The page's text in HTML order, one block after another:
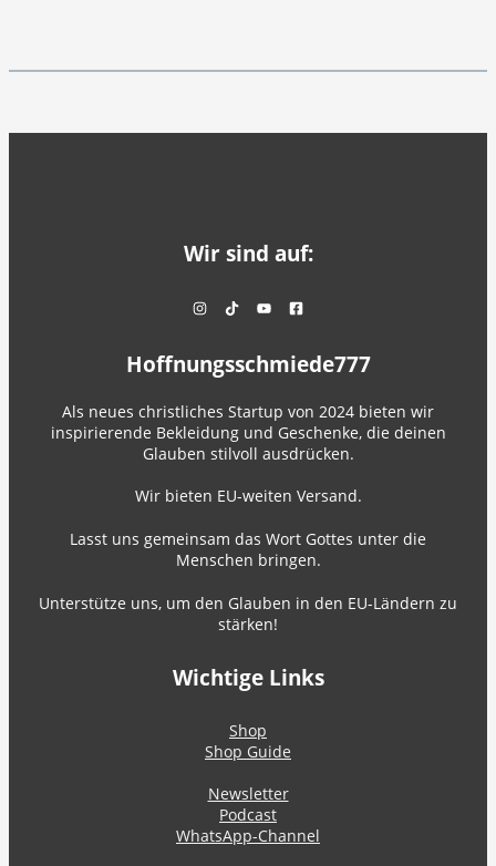
Wir sind auf:
Hoffnungsschmiede777
Als neues christliches Startup von 2024 bieten wir
inspirierende Bekleidung und Geschenke, die deinen
Glauben stilvoll ausdrücken.
Wir bieten EU-weiten Versand.
Lasst uns gemeinsam das Wort Gottes unter die
Menschen bringen.
Unterstütze uns, um den Glauben in den EU-Ländern zu
stärken!
Wichtige Links
Shop
Shop Guide
Newsletter
Podcast
WhatsApp-Channel